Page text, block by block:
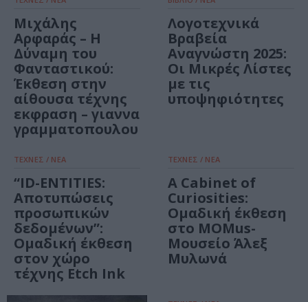
Μιχάλης
Αρφαράς – Η
Δύναμη του
Φανταστικού:
Έκθεση στην
αίθουσα τέχνης
εκφραση – γιαννα
γραμματοπουλου
Λογοτεχνικά
Βραβεία
Αναγνώστη 2025:
Οι Μικρές Λίστες
με τις
υποψηφιότητες
ΤΕΧΝΕΣ / ΝΕΑ
“ID-ENTITIES:
Αποτυπώσεις
προσωπικών
δεδομένων”:
Ομαδική έκθεση
στον χώρο
τέχνης Etch Ink
ΤΕΧΝΕΣ / ΝΕΑ
Α Cabinet of
Curiosities:
Ομαδική έκθεση
στο MOMus-
Μουσείο Άλεξ
Μυλωνά